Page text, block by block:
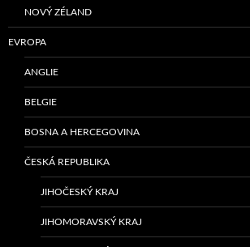
NOVÝ ZÉLAND
EVROPA
ANGLIE
BELGIE
BOSNA A HERCEGOVINA
ČESKÁ REPUBLIKA
JIHOČESKÝ KRAJ
JIHOMORAVSKÝ KRAJ